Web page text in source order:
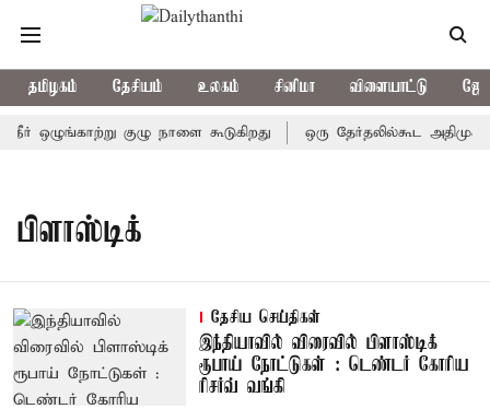
தமிழகம் தேசியம் உலகம் சினிமா விளையாட்டு
நீர் ஒழுங்காற்று குழு நாளை கூடுகிறது ஒரு தேர்தலில்கூட அதிமுக
பிளாஸ்டிக்
தேசிய செய்திகள்
இந்தியாவில் விரைவில் பிளாஸ்டிக்
ரூபாய் நோட்டுகள் : டெண்டர் கோரிய
ரிசர்வ் வங்கி